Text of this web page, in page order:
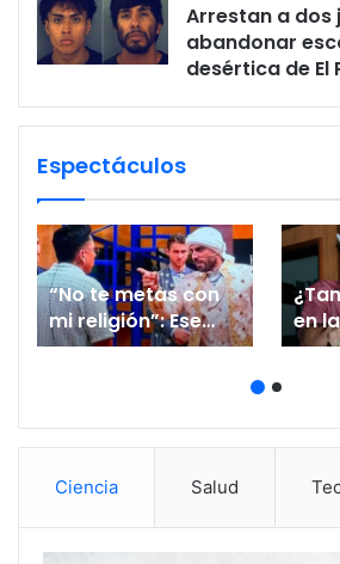
Arrestan a dos
abandonar
desértica de El
Espectáculos
“No te metas con
mi religión”: Ese
Pérez termina
en su contra en ‘La
Casa’
en
casi
Ciencia Salud